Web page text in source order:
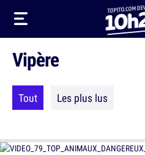
Vipère
Tout Les plus lus